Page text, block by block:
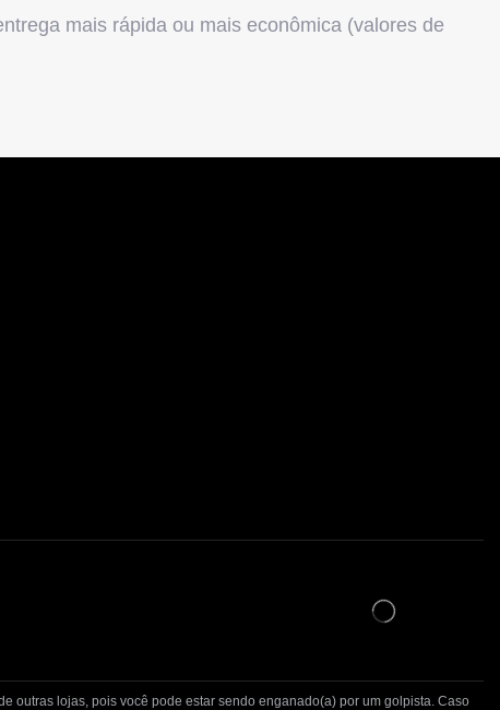
mais rápida ou mais econômica (valores de
outras lojas, pois você pode estar sendo enganado(a) por um golpista. Caso